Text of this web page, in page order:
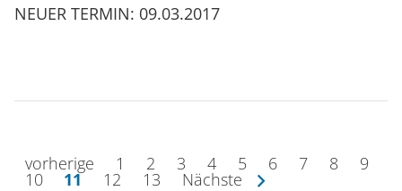
NEUER TERMIN: 09.03.2017
vorherige 1 2 3 4 5 6 7 8 9
10 11 12 13 nächste